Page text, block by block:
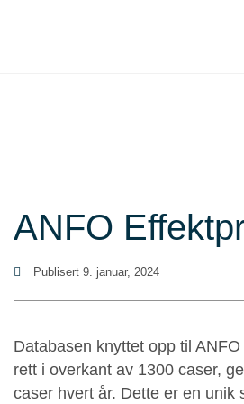
ANFO
Publisert 9. januar, 2024
Databasen knyttet opp til
rett i overkant av 1300 caser,
caser hvert år. Dette er en